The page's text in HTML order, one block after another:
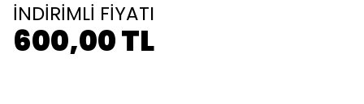
İNDİRİMLİ FİYATI
600,00 TL